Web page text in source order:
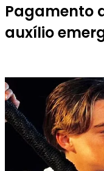
Pagamento
auxílio